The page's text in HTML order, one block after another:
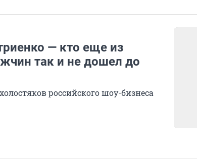
— кто еще из
так и не дошел до
российского шоу-бизнеса